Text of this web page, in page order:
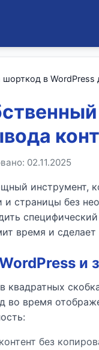
в WordPress
02.11.2025
инструмент,
и страницы без
время и сделает
и
во время
без